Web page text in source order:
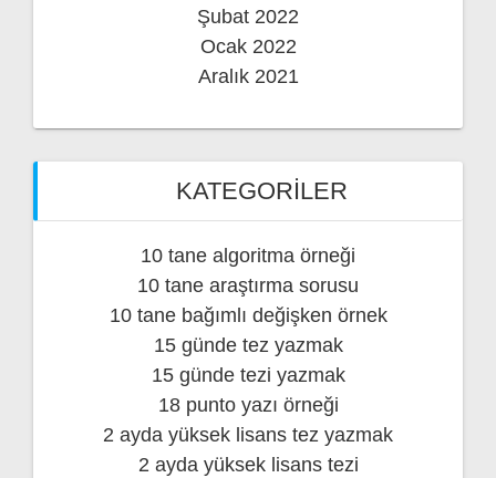
Şubat 2022
Ocak 2022
Aralık 2021
KATEGORILER
10 tane algoritma örneği
10 tane araştırma sorusu
10 tane bağımlı değişken örnek
15 günde tez yazmak
15 günde tezi yazmak
18 punto yazı örneği
2 ayda yüksek lisans tez yazmak
2 ayda yüksek lisans tezi